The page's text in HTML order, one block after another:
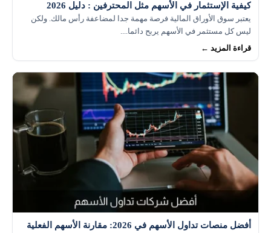
كيفية الإستثمار في الأسهم مثل المحترفين : دليل 2026
يعتبر سوق الأوراق المالية فرصة مهمة جدا لمضاعفة رأس مالك. ولكن
ليس كل مستثمر في الأسهم يربح دائما....
قراءة المزيد ←
أفضل منصات تداول الأسهم في 2026: مقارنة الأسهم الفعلية